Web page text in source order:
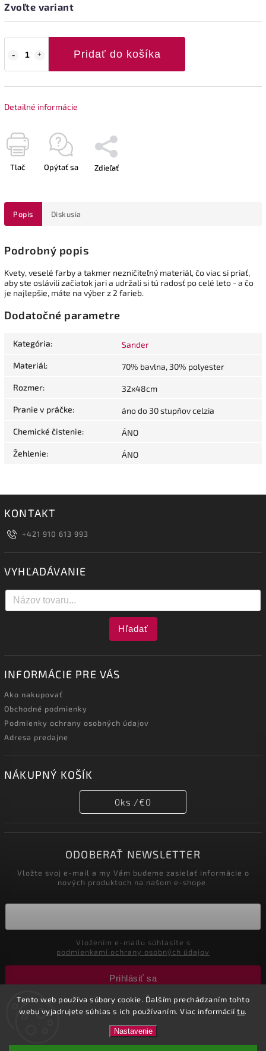
Tento web používa súbory cookie. Ďalším prechádzaním tohto
webu vyjadrujete súhlas s ich používaním. Viac informáciítu.
Nastavenie
Zvoľte variant
Pridať do košíka
Detailné informácie
Tlač Opýtať sa Zdieľať
Popis Diskusia
Podrobný popis
Kvety, veselé farby a takmer nezničiteľný materiál, čo viac si priať,
aby ste oslávili začiatok jari a udržali si tú radosť po celé leto - a čo
je najlepšie, máte na výber z 2 farieb.
Dodatočné parametre
Kategória: Sander
Materiál: 70% bavlna, 30% polyester
Rozmer: 32x48cm
Pranie v práčke: áno do 30 stupňov celzia
Chemické čistenie: ÁNO
Žehlenie: ÁNO
KONTAKT
+421 910 613 993
VYHĽADÁVANIE
Hľadať
INFORMÁCIE PRE VÁS
Ako nakupovať
Obchodné podmienky
Podmienky ochrany osobných údajov
Adresa predajne
NÁKUPNÝ KOŠÍK
0ks /€0
ODOBERAŤ NEWSLETTER
Vložte svoj e-mail a my Vám budeme zasielať informácie o
nových produktoch na našom e-shope.
podmienkami ochrany osobných údajov
Prihlásiť sa
Nastol.sk. Všetky práva vyhradené.
| Design